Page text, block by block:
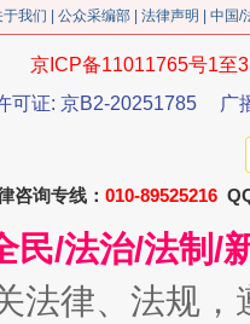
于我们 公众采编部 法律声明 | 中国
京ICP备11011765号1至
可证: 京B2-20251785
广
咨询专线： 010-89525216
民/法治/法制/
法律、法规